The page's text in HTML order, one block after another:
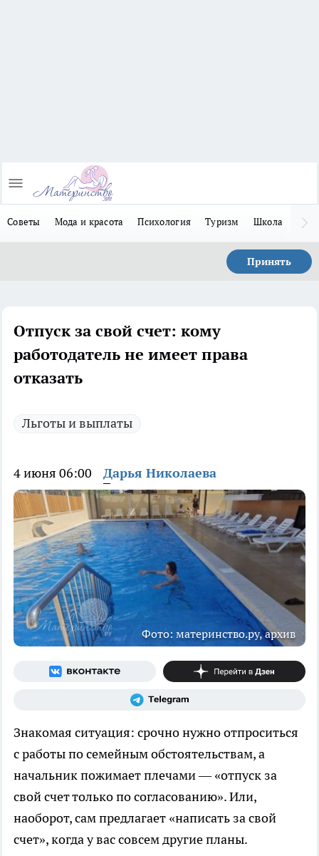
Советы Мода и красота Психология Туризм Школа
Принять
Отпуск за свой счет: кому
работодатель не имеет права
отказать
Льготы и выплаты
4 июня 06:00 Дарья Николаева
Фото: материнство.ру, архив
Знакомая ситуация: срочно нужно отпроситься
с работы по семейным обстоятельствам, а
начальник пожимает плечами — «отпуск за
свой счет только по согласованию». Или,
наоборот, сам предлагает «написать за свой
счет», когда у вас совсем другие планы.